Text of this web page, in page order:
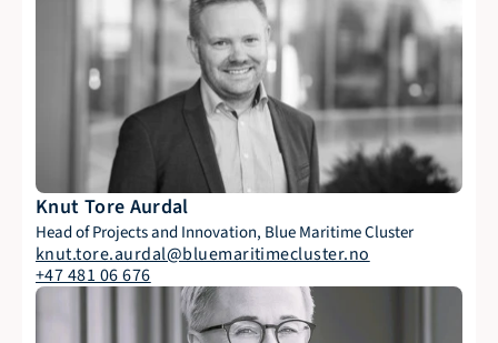
Knut Tore Aurdal
Head of Projects and Innovation, Blue Maritime Cluster
knut.tore.aurdal@bluemaritimecluster.no
+47 481 06 676